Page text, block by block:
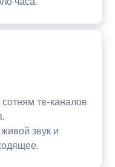
тв-каналов
звук и